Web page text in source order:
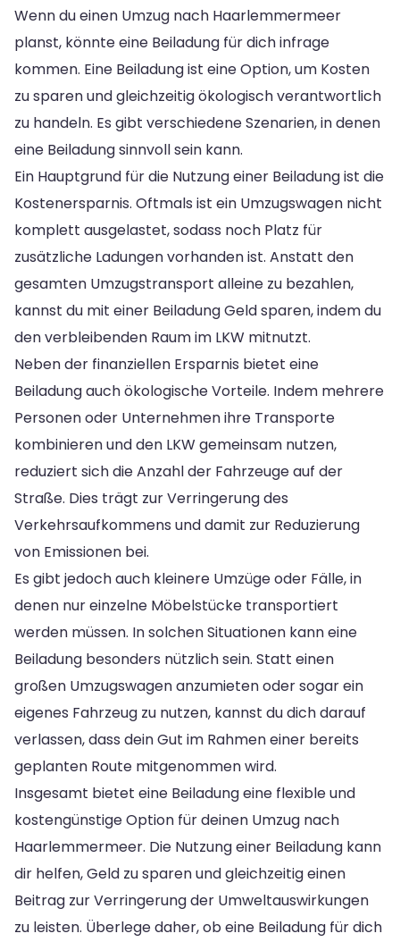
Wenn du einen Umzug nach Haarlemmermeer
planst, könnte eine Beiladung für dich infrage
kommen. Eine Beiladung ist eine Option, um Kosten
zu sparen und gleichzeitig ökologisch verantwortlich
zu handeln. Es gibt verschiedene Szenarien, in denen
eine Beiladung sinnvoll sein kann.
Ein Hauptgrund für die Nutzung einer Beiladung ist die
Kostenersparnis. Oftmals ist ein Umzugswagen nicht
komplett ausgelastet, sodass noch Platz für
zusätzliche Ladungen vorhanden ist. Anstatt den
gesamten Umzugstransport alleine zu bezahlen,
kannst du mit einer Beiladung Geld sparen, indem du
den verbleibenden Raum im LKW mitnutzt.
Neben der finanziellen Ersparnis bietet eine
Beiladung auch ökologische Vorteile. Indem mehrere
Personen oder Unternehmen ihre Transporte
kombinieren und den LKW gemeinsam nutzen,
reduziert sich die Anzahl der Fahrzeuge auf der
Straße. Dies trägt zur Verringerung des
Verkehrsaufkommens und damit zur Reduzierung
von Emissionen bei.
Es gibt jedoch auch kleinere Umzüge oder Fälle, in
denen nur einzelne Möbelstücke transportiert
werden müssen. In solchen Situationen kann eine
Beiladung besonders nützlich sein. Statt einen
großen Umzugswagen anzumieten oder sogar ein
eigenes Fahrzeug zu nutzen, kannst du dich darauf
verlassen, dass dein Gut im Rahmen einer bereits
geplanten Route mitgenommen wird.
Insgesamt bietet eine Beiladung eine flexible und
kostengünstige Option für deinen Umzug nach
Haarlemmermeer. Die Nutzung einer Beiladung kann
dir helfen, Geld zu sparen und gleichzeitig einen
Beitrag zur Verringerung der Umweltauswirkungen
zu leisten. Überlege daher, ob eine Beiladung für dich